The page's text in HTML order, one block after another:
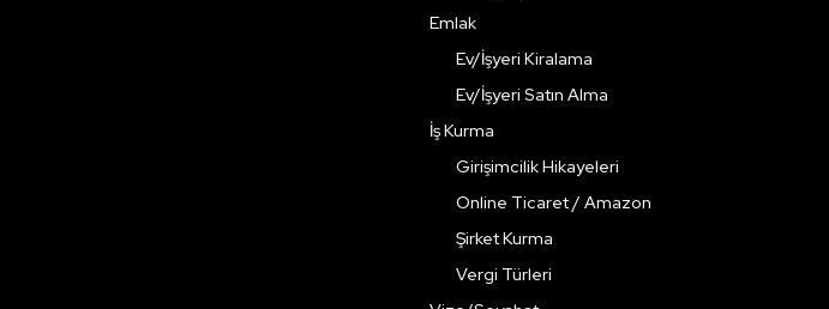
Emlak
Ev/İşyeri Kiralama
Ev/İşyeri Satın Alma
İş Kurma
Girişimcilik Hikayeleri
Online Ticaret / Amazon
Şirket Kurma
Vergi Türleri